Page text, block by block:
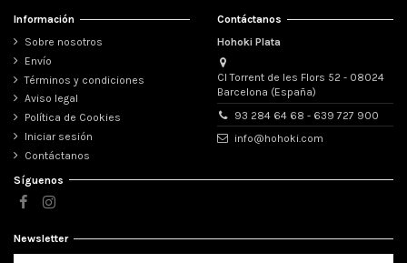
Pendiente "Luna" de Plata .
Pendiente de Flor grabada de
Plata.
Información
Sobre nosotros
Envío
Términos y condiciones
Aviso legal
Política de Cookies
Iniciar sesión
Contáctanos
Contáctanos
Hohoki Plata
Cl Torrent de les Flors 52 - 08024
Barcelona (España)
93 284 64 68 - 639 727 900
info@hohoki.com
Síguenos
Newsletter